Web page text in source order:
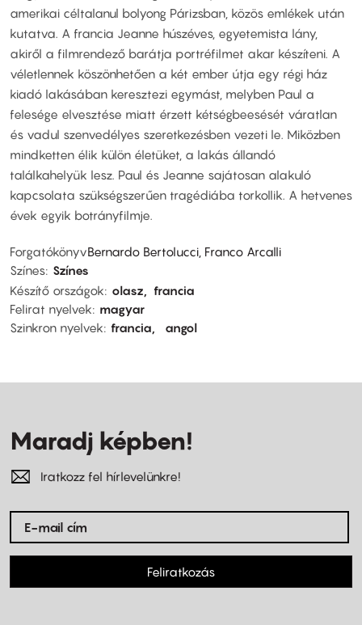
amerikai céltalanul bolyong Párizsban, közös emlékek után
kutatva. A francia Jeanne húszéves, egyetemista lány,
akiről a filmrendező barátja portréfilmet akar készíteni. A
véletlennek köszönhetően a két ember útja egy régi ház
kiadó lakásában keresztezi egymást, melyben Paul a
felesége elvesztése miatt érzett kétségbeesését váratlan
és vadul szenvedélyes szeretkezésben vezeti le. Miközben
mindketten élik külön életüket, a lakás állandó
találkahelyük lesz. Paul és Jeanne sajátosan alakuló
kapcsolata szükségszerűen tragédiába torkollik. A hetvenes
évek egyik botrányfilmje.
ForgatókönyvBernardo Bertolucci, Franco Arcalli
Színes Színes
Készítő országok
olasz
francia
Felirat nyelvek
magyar
Szinkron nyelvek francia angol
Maradj képben!
Iratkozz fel hírlevelünkre!
Feliratkozás